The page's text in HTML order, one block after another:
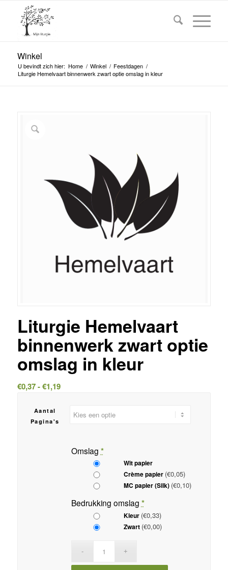
Winkel
U bevindt zich hier: Home / Winkel / Feestdagen /
Liturgie Hemelvaart binnenwerk zwart optie omslag in kleur
Liturgie Hemelvaart
binnenwerk zwart optie
omslag in kleur
€0,37 - €1,19Prijsklasse:
Aantal
Pagina's
Omslag *
Wit papier
Crème papier (€0,05)
MC papier (Silk) (€0,10)
Bedrukking omslag *
Kleur (€0,33)
Zwart (€0,00)